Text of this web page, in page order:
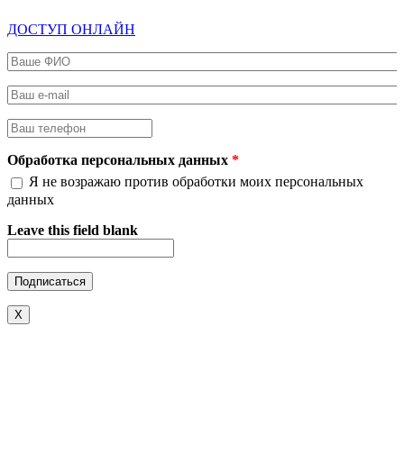
ДОСТУП ОНЛАЙН
Ваше ФИО
Ваш e-mail
Ваш телефон
Обработка персональных данных *
Я не возражаю против обработки моих персональных
данных
Leave this field blank
X